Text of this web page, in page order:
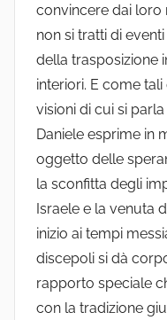
convincere dai loro
non si tratti di
della trasposizione
interiori. E come
visioni di cui si
Daniele esprime in
oggetto delle
la sconfitta degli
Israele e la venuta
inizio ai tempi
discepoli si dà
rapporto speciale
con la tradizione